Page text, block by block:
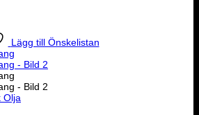
Lägg till Önskelistan
Olja